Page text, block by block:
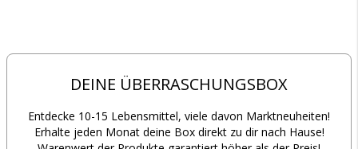
DEINE ÜBERRASCHUNGSBOX
Entdecke 10-15 Lebensmittel, viele davon Marktneuheiten!
Erhalte jeden Monat deine Box direkt zu dir nach Hause!